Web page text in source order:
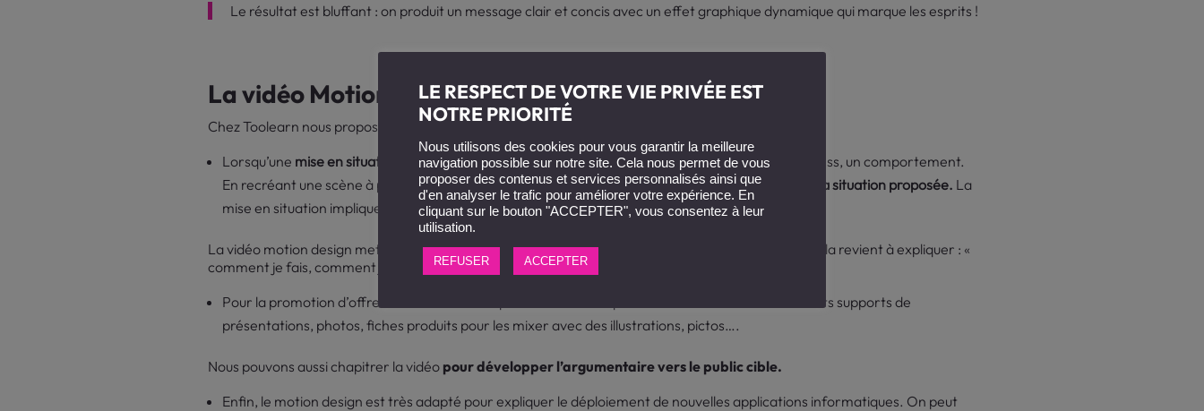
Le résultat est bluffant : on produit un message clair et concis avec un effet graphique dynamique qui marque les esprits !
La vidéo Motion design : pour quels sujets ?
Chez Toolearn nous proposons une vidéo motion designdans les contextes suivants :
Lorsqu’une mise en situation de personnages s’avère pertinente pour expliquerun sujet, un process, un comportement.
En recréant une scène à partir d’une situation réelle ou imaginaire,le public cible va s’identifier à la situation proposée. La
mise en situation implique davantage l’apprenant et suscite donc unemeilleure adhésion.
La vidéo motion design met alors en avant les comportements et identifie les bonnes pratiques. Cela revient à expliquer : «
comment je fais, comment j’applique … »
Pour la promotion d’offres de services ou de produits des entreprises. Nous animons vos différents supports de
présentations, photos, fiches produits pour les mixer avec des illustrations, pictos….
Nous pouvons aussi chapitrer la vidéo pour développer l’argumentaire vers le public cible.
Enfin, le motion design est très adapté pour expliquer le déploiement de nouvelles applications informatiques. On peut
LE RESPECT DE VOTRE VIE PRIVÉE EST
NOTRE PRIORITÉ
Nous utilisons des cookies pour vous garantir la meilleure
navigation possible sur notre site. Cela nous permet de vous
proposer des contenus et services personnalisés ainsi que
d'en analyser le trafic pour améliorer votre expérience. En
cliquant sur le bouton "ACCEPTER", vous consentez à leur
utilisation.
REFUSER ACCEPTER